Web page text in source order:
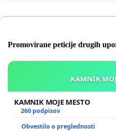
Promovirane peticije drugih
KAMNIK MOJE MESTO
260 podpisov
Obvestilo o preglednosti